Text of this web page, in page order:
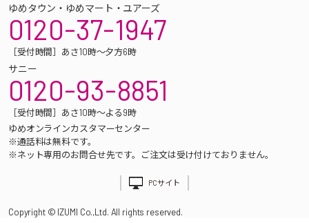
ゆめタウン・ゆめマート・ユアーズ
0120-37-1947
［受付時間］あさ10時～夕方6時
サニー
0120-93-8851
［受付時間］あさ10時～よる9時
ゆめオンラインカスタマーセンター
※通話料は無料です。
※ネット専用のお問合せ先です。ご注文は受け付けておりません。
PCサイト
Copyright © IZUMI Co.,Ltd. All rights reserved.